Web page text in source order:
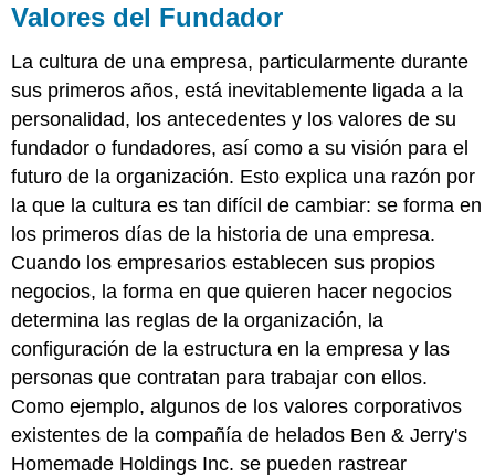
Valores del Fundador
La cultura de una empresa, particularmente durante
sus primeros años, está inevitablemente ligada a la
personalidad, los antecedentes y los valores de su
fundador o fundadores, así como a su visión para el
futuro de la organización. Esto explica una razón por
la que la cultura es tan difícil de cambiar: se forma en
los primeros días de la historia de una empresa.
Cuando los empresarios establecen sus propios
negocios, la forma en que quieren hacer negocios
determina las reglas de la organización, la
configuración de la estructura en la empresa y las
personas que contratan para trabajar con ellos.
Como ejemplo, algunos de los valores corporativos
existentes de la compañía de helados Ben & Jerry's
Homemade Holdings Inc. se pueden rastrear